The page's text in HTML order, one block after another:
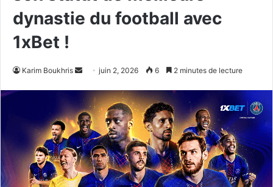
dynastie du football avec
1xBet !
Karim Boukhris
Envoyer
courriel
juin 2, 2026 6 2 minutes de lecture